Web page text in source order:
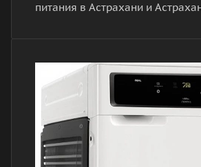
питания в Астрахани и